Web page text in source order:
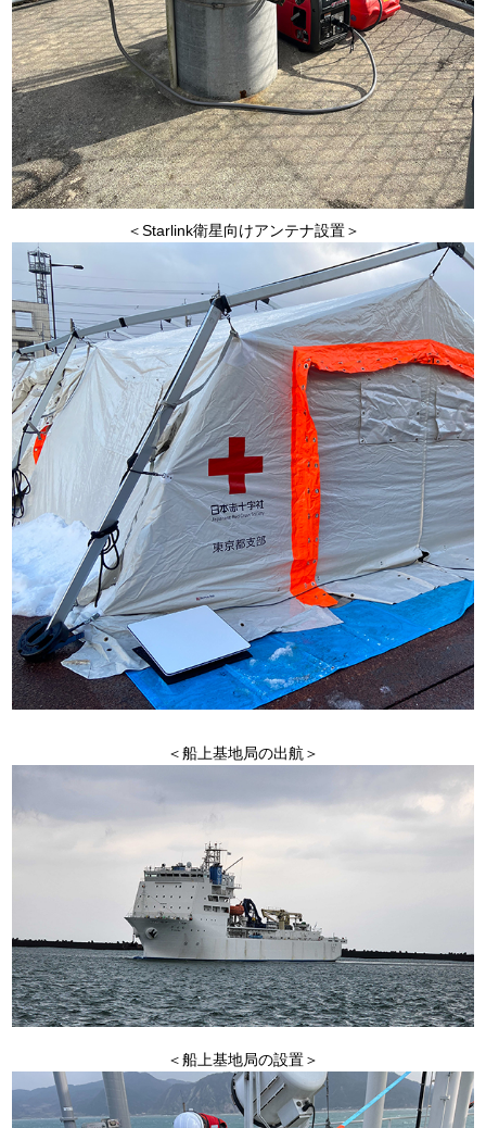
＜Starlink衛星向けアンテナ設置＞
＜船上基地局の出航＞
＜船上基地局の設置＞